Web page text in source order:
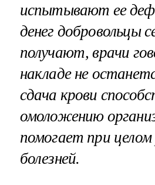
испытывают ее
денег добровольцы
получают, врачи
накладе не
сдача крови
омоложению
помогает при целом
болезней.